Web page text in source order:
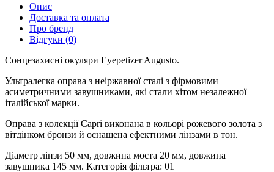
Опис
Доставка та оплата
Про бренд
Відгуки (0)
Сонцезахисні окуляри Eyepetizer Augusto.
Ультралегка оправа з неіржавної сталі з фірмовими
асиметричними завушниками, які стали хітом незалежної
італійської марки.
Оправа з колекції Capri виконана в кольорі рожевого золота з
вітдінком бронзи й оснащена ефектними лінзами в тон.
Діаметр лінзи 50 мм, довжина моста 20 мм, довжина
завушника 145 мм. Категорія фільтра: 01